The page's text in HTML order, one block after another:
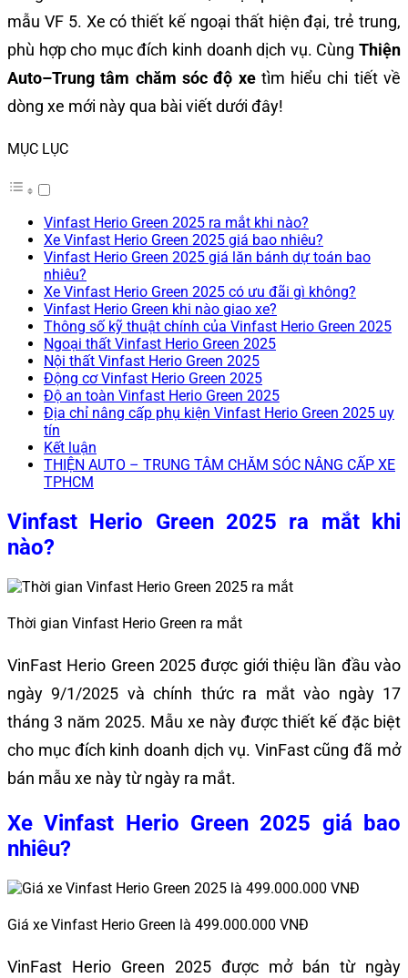
mẫu VF 5. Xe có thiết kế ngoại thất hiện đại, trẻ trung,
phù hợp cho mục đích kinh doanh dịch vụ. Cùng Thiện
Auto–Trung tâm chăm sóc độ xetìm hiểu chi tiết về
dòng xe mới này qua bài viết dưới đây!
MỤC LỤC
Vinfast Herio Green 2025 ra mắt khi nào?
Xe Vinfast Herio Green 2025 giá bao nhiêu?
Vinfast Herio Green 2025 giá lăn bánh dự toán bao
nhiêu?
Xe Vinfast Herio Green 2025 có ưu đãi gì không?
Vinfast Herio Green khi nào giao xe?
Thông số kỹ thuật chính của Vinfast Herio Green 2025
Ngoại thất Vinfast Herio Green 2025
Nội thất Vinfast Herio Green 2025
Động cơ Vinfast Herio Green 2025
Độ an toàn Vinfast Herio Green 2025
Địa chỉ nâng cấp phụ kiện Vinfast Herio Green 2025 uy
tín
Kết luận
THIỆN AUTO – TRUNG TÂM CHĂM SÓC NÂNG CẤP XE
TPHCM
Vinfast Herio Green 2025 ra mắt khi
nào?
Thời gian Vinfast Herio Green ra mắt
VinFast Herio Green 2025 được giới thiệu lần đầu vào
ngày 9/1/2025​ và chính thức ra mắt vào ngày 17
tháng 3 năm 2025. Mẫu xe này được thiết kế đặc biệt
cho mục đích kinh doanh dịch vụ. VinFast cũng đã mở
bán mẫu xe này từ ngày ra mắt.
Xe Vinfast Herio Green 2025 giá bao
nhiêu?
Giá xe Vinfast Herio Green là 499.000.000 VNĐ
VinFast Herio Green 2025 được mở bán từ ngày